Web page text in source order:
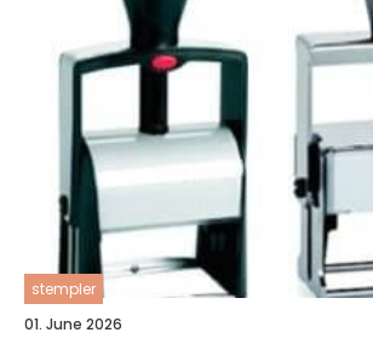
stempler
01. June 2026